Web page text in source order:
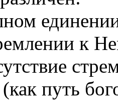
к
путь